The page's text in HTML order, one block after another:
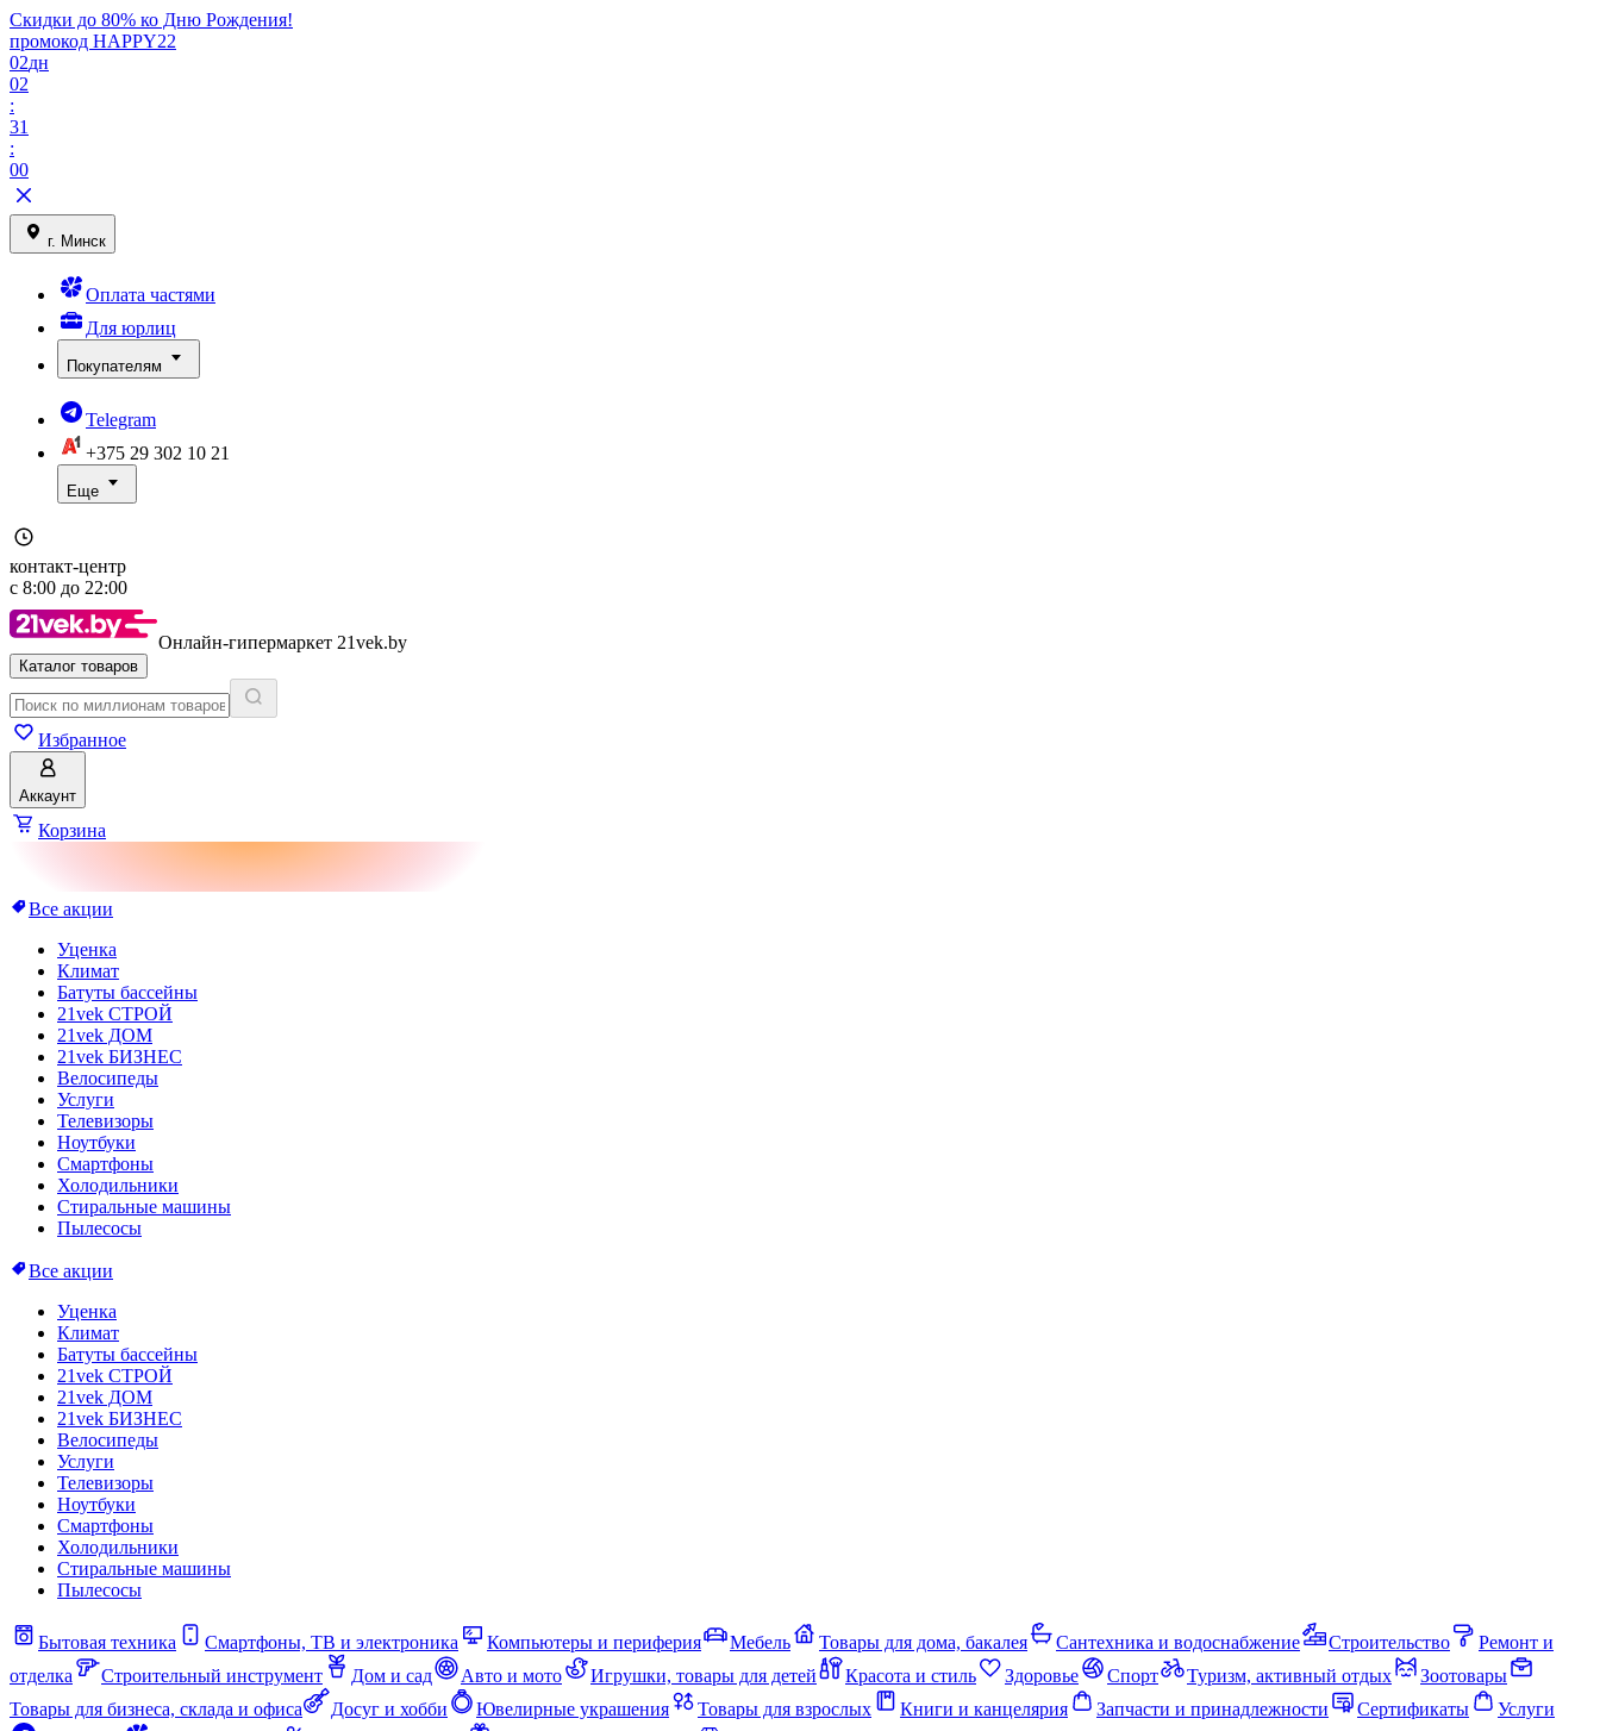
Скидки до 80% ко Дню Рождения!
промокод HAPPY22
02дн
02
:
31
:
00
г. Минск
Оплата частями
Для юрлиц
Покупателям
Telegram
+375 29 302 10 21
Еще
контакт-центр
с 8:00 до 22:00
Онлайн-гипермаркет 21vek.by
Каталог товаров
Избранное
Аккаунт
Корзина
Все акции
Уценка
Климат
Батуты бассейны
21vek СТРОЙ
21vek ДОМ
21vek БИЗНЕС
Велосипеды
Услуги
Телевизоры
Ноутбуки
Смартфоны
Холодильники
Стиральные машины
Пылесосы
Все акции
Уценка
Климат
Батуты бассейны
21vek СТРОЙ
21vek ДОМ
21vek БИЗНЕС
Велосипеды
Услуги
Телевизоры
Ноутбуки
Смартфоны
Холодильники
Стиральные машины
Пылесосы
Бытовая техника Смартфоны, ТВ и электроника Компьютеры и периферия Мебель Товары для дома, бакалея Сантехника и водоснабжение Строительство
Ремонт и
отделка
Строительный инструмент Дом и сад Авто и мото Игрушки, товары для детей Красота и стиль Здоровье Спорт Туризм, активный отдых
Зоотовары
Товары для бизнеса, склада и офиса
Досуг и хобби Ювелирные украшения Товары для взрослых Книги и канцелярия Запчасти и принадлежности Сертификаты
Услуги